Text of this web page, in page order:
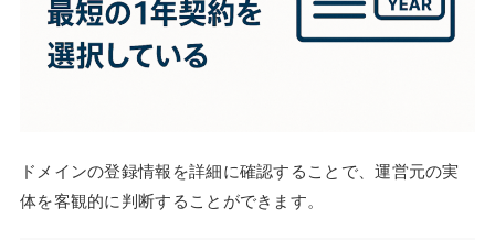
ドメインの登録情報を詳細に確認することで、運営元の実
体を客観的に判断することができます。